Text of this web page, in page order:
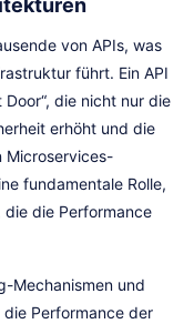
von APIs, was
führt. Ein API
die nicht nur die
erhöht und die
Microservices-
fundamentale Rolle,
die die Performance
Mechanismen und
Performance der